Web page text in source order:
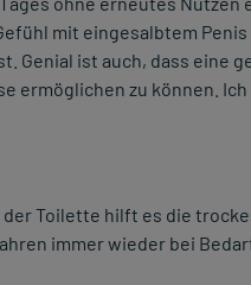
mit eingesalbtem
Genial ist auch, dass eine
ermöglichen zu können.
der Toilette hilft es die
immer wieder bei